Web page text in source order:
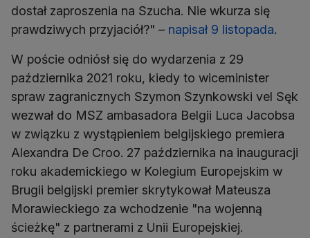
dostał zaproszenia na Szucha. Nie wkurza się
prawdziwych przyjaciół?" – napisał 9 listopada.
W poście odniósł się do wydarzenia z 29
października 2021 roku, kiedy to wiceminister
spraw zagranicznych Szymon Szynkowski vel Sęk
wezwał do MSZ ambasadora Belgii Luca Jacobsa
w związku z wystąpieniem belgijskiego premiera
Alexandra De Croo. 27 października na inauguracji
roku akademickiego w Kolegium Europejskim w
Brugii belgijski premier skrytykował Mateusza
Morawieckiego za wchodzenie "na wojenną
ścieżkę" z partnerami z Unii Europejskiej.